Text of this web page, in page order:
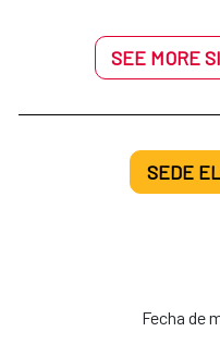
SEE MORE
SEDE
Fecha de